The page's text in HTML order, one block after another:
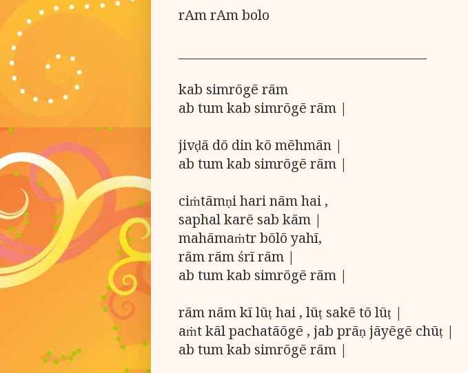
rAm rAm bolo
________________________________________
kab simrōgē rām
ab tum kab simrōgē rām |
jivḍā dō din kō mēhmān |
ab tum kab simrōgē rām |
ciṁtāmṇi hari nām hai ,
saphal karē sab kām |
mahāmaṁtr bōlō yahī,
rām rām śrī rām |
ab tum kab simrōgē rām |
rām nām kī lūṭ hai , lūṭ sakē tō lūṭ |
aṁt kāl pachatāōgē , jab prāṇ jāyēgē chūṭ |
ab tum kab simrōgē rām |